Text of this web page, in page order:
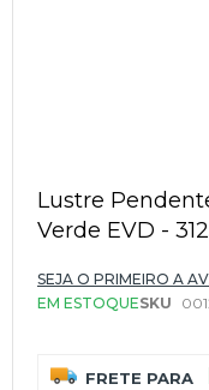
para
o
início
Galeria
de
Lustre
Verde EVD -
SEJA O PRIMEIRO A
EM ESTOQUESKU
FRETE PARA